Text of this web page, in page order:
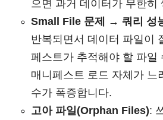
으면 과거 데이터가 무한히
Small File 문제 → 쿼리 성
반복되면서 데이터 파일이
페스트가 추적해야 할 파일
매니페스트 로드 자체가 느
수가 폭증합니다.
고아 파일(Orphan Files):